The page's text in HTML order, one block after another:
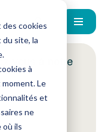
cookies
site, la
à
Le
et
ne
où ils
vous à notre